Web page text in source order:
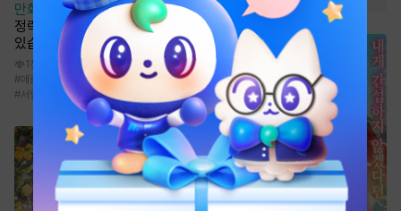
만화
[일권만] 잊혀진 왕녀지만
정략결혼 한 남편에게 익애받고
있습니다 [단행본]
1천
#애증관계 # 계략남 연애/결혼 #능력녀
#서양풍